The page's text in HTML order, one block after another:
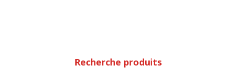
Recherche produits